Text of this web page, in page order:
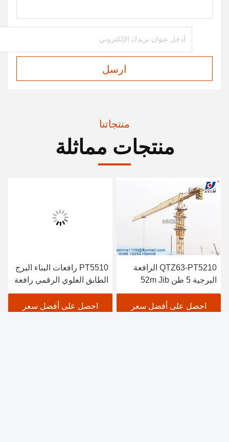
ارسل
منتجاتنا
منتجات مماثلة
QTZ63-PT5210 الرافعة
البرجية 5 طن 52m Jib
الطويل بناء بناء الرافعة
احصل على أفضل سعر
PT5510 رافعات البناء البرج
الطابق العلوي الرقمي رافعة
البرج مواصفات 6t
احصل على أفضل سعر